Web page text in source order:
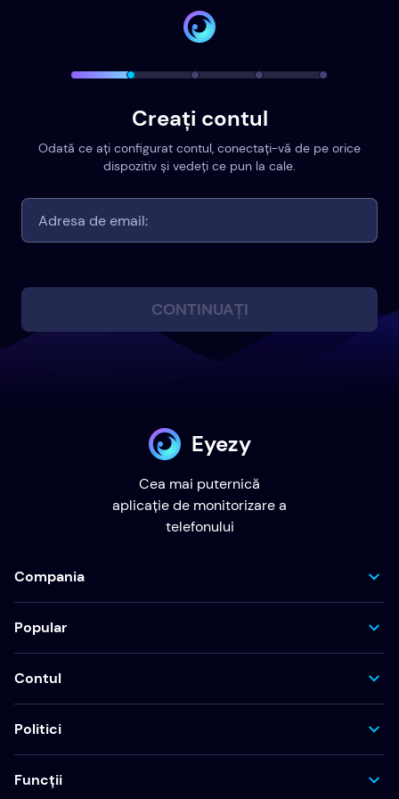
Creați contul
Odată ce ați configurat contul, conectați-vă de pe orice
dispozitiv și vedeți ce pun la cale.
CONTINUAȚI
Eyezy
Cea mai puternică
aplicație de monitorizare a
telefonului
Compania
Popular
Contul
Politici
Funcții